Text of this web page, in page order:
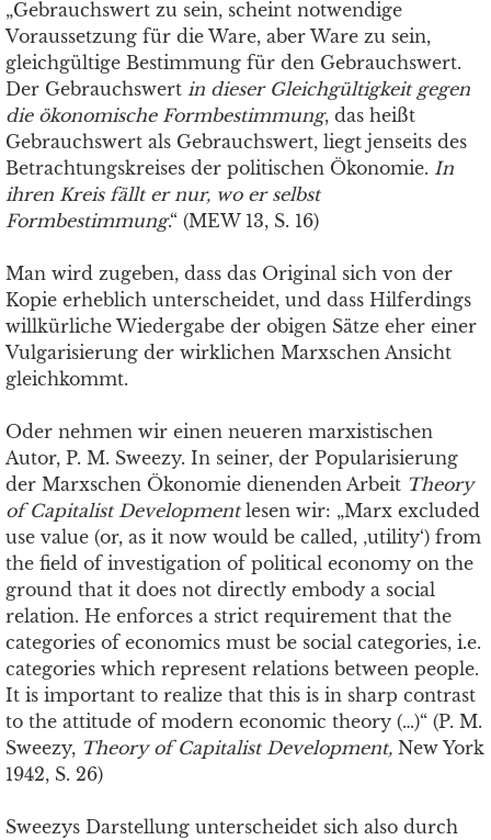
„Gebrauchswert zu sein, scheint notwendige
Voraussetzung für die Ware, aber Ware zu sein,
gleichgültige Bestimmung für den Gebrauchswert.
Der Gebrauchswert in dieser Gleichgültigkeit gegen
die ökonomische Formbestimmung, das heißt
Gebrauchswert als Gebrauchswert, liegt jenseits des
Betrachtungskreises der politischen Ökonomie. In
ihren Kreis fällt er nur, wo er selbst
Formbestimmung.“ (MEW 13, S. 16)
Man wird zugeben, dass das Original sich von der
Kopie erheblich unterscheidet, und dass Hilferdings
willkürliche Wiedergabe der obigen Sätze eher einer
Vulgarisierung der wirklichen Marxschen Ansicht
gleichkommt.
Oder nehmen wir einen neueren marxistischen
Autor, P. M. Sweezy. In seiner, der Popularisierung
der Marxschen Ökonomie dienenden Arbeit Theory
of Capitalist Developmentlesen wir: „Marx excluded
use value (or, as it now would be called, ‚utility‘) from
the ﬁeld of investigation of political economy on the
ground that it does not directly embody a social
relation. He enforces a strict requirement that the
categories of economics must be social categories, i.e.
categories which represent relations between people.
It is important to realize that this is in sharp contrast
to the attitude of modern economic theory (…)“ (P. M.
Sweezy, Theory of Capitalist Development, New York
1942, S. 26)
Sweezys Darstellung unterscheidet sich also durch